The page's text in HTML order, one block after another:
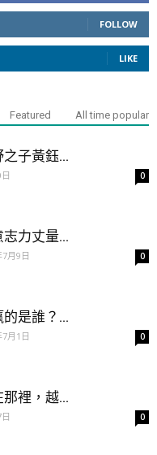
FOLLOW
LIKE
Featured All time popular
之子黃鈺...
0
志力丈量...
月9日 0
的是誰？...
月1日 0
那裡，越...
0